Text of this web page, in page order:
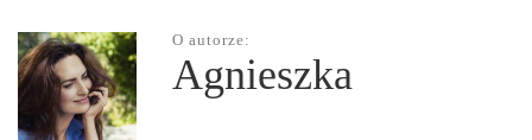
O autorze:
Agnieszka